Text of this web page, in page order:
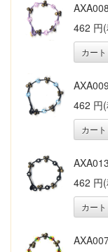
AXA008
462 円
カート
AXA009
462 円
カート
AXA013
462 円
カート